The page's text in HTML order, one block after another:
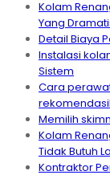
Kolam
Yang
Detail Biaya
Instalasi
Sistem
Cara
Memilih
Kolam
Tidak Butuh
Kontraktor